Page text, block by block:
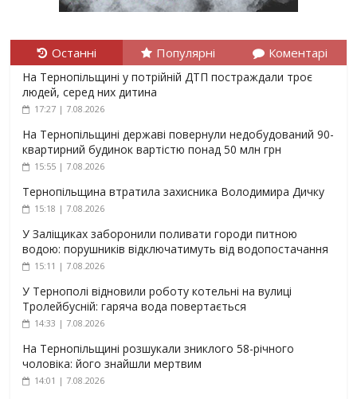
Останні Популярні Коментарі
На Тернопільщині у потрійній ДТП постраждали троє
людей, серед них дитина
17:27 | 7.08.2026
На Тернопільщині державі повернули недобудований 90-
квартирний будинок вартістю понад 50 млн грн
15:55 | 7.08.2026
Тернопільщина втратила захисника Володимира Дичку
15:18 | 7.08.2026
У Заліщиках заборонили поливати городи питною
водою: порушників відключатимуть від водопостачання
15:11 | 7.08.2026
У Тернополі відновили роботу котельні на вулиці
Тролейбусній: гаряча вода повертається
14:33 | 7.08.2026
На Тернопільщині розшукали зниклого 58-річного
чоловіка: його знайшли мертвим
14:01 | 7.08.2026